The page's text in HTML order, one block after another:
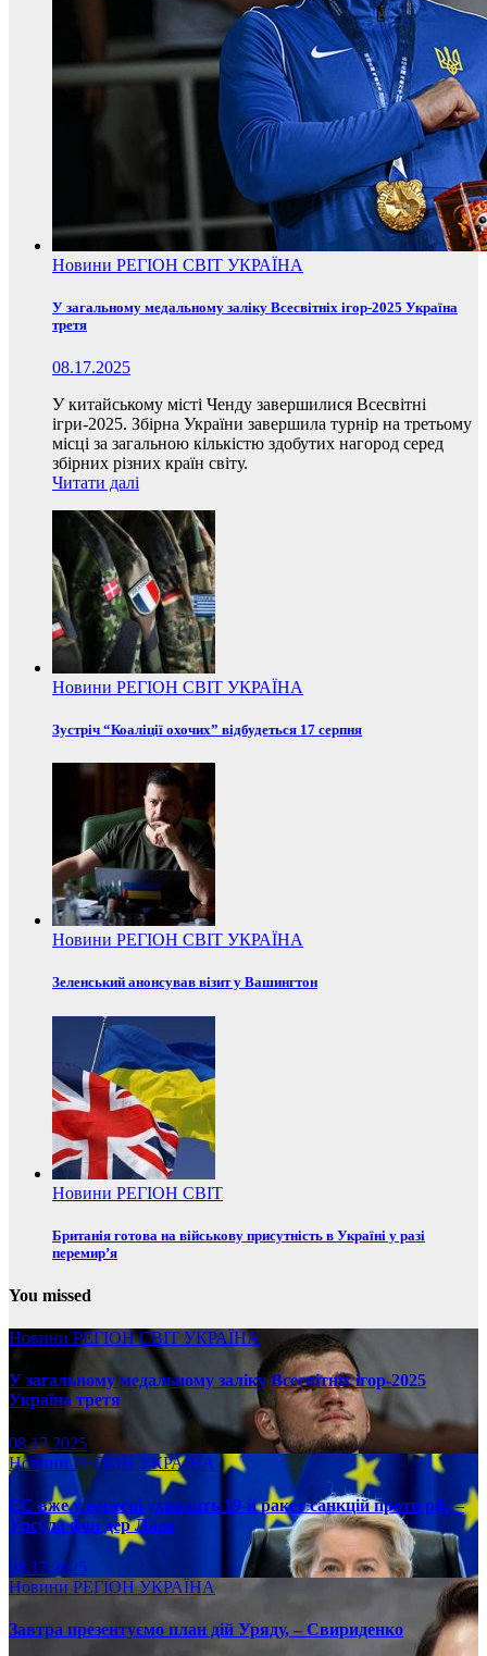
Новини РЕГІОН СВІТ УКРАЇНА
У загальному медальному заліку Всесвітніх ігор-2025 Україна
третя
08.17.2025
У китайському місті Ченду завершилися Всесвітні
ігри-2025. Збірна України завершила турнір на третьому
місці за загальною кількістю здобутих нагород серед
збірних різних країн світу.
Читати далі
Новини РЕГІОН СВІТ УКРАЇНА
Зустріч “Коаліції охочих” відбудеться 17 серпня
Новини РЕГІОН СВІТ УКРАЇНА
Зеленський анонсував візит у Вашингтон
Новини РЕГІОН СВІТ
Британія готова на військову присутність в Україні у разі
перемир’я
You missed
Новини РЕГІОНСВІТ УКРАЇНА
У загальному медальному заліку Всесвітніх ігор-2025
Україна третя
08.17.2025
НовиниРЕГІОН УКРАЇНА
ЄС вже у вересні ухвалить 19-й ракет санкцій проти рф, –
Урсула фон дер Ляєн
08.17.2025
Новини РЕГІОН УКРАЇНА
Завтра презентуємо план дій Уряду, – Свириденко